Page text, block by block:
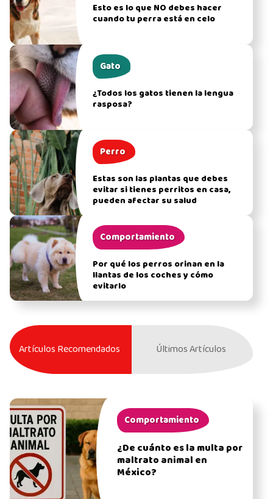
Esto es lo que NO debes hacer
cuando tu perra está en celo
Gato
¿Todos los gatos tienen la lengua
rasposa?
Perro
Estas son las plantas que debes
evitar si tienes perritos en casa,
pueden afectar su salud
Comportamiento
Por qué los perros orinan en la
llantas de los coches y cómo
evitarlo
Artículos Recomendados Últimos Artículos
Comportamiento
¿De cuánto es la multa por
maltrato animal en
México?